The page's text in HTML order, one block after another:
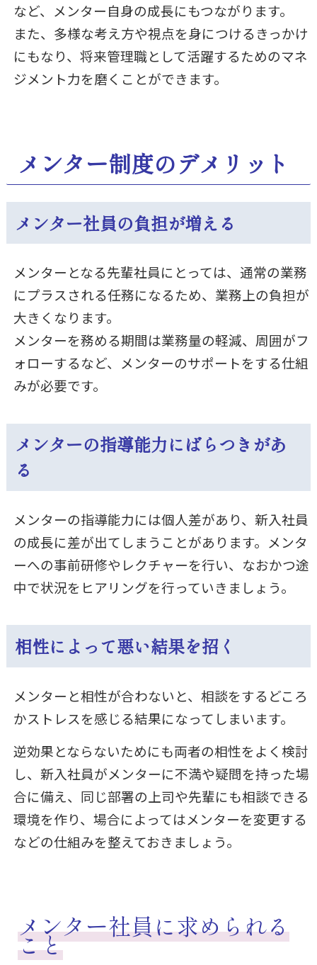
など、メンター自身の成長にもつながります。
また、多様な考え方や視点を身につけるきっかけ
にもなり、将来管理職として活躍するためのマネ
ジメント力を磨くことができます。
メンター制度のデメリット
メンター社員の負担が増える
メンターとなる先輩社員にとっては、通常の業務
にプラスされる任務になるため、業務上の負担が
大きくなります。
メンターを務める期間は業務量の軽減、周囲がフ
ォローするなど、メンターのサポートをする仕組
みが必要です。
メンターの指導能力にばらつきがあ
る
メンターの指導能力には個人差があり、新入社員
の成長に差が出てしまうことがあります。メンタ
ーへの事前研修やレクチャーを行い、なおかつ途
中で状況をヒアリングを行っていきましょう。
相性によって悪い結果を招く
メンターと相性が合わないと、相談をするどころ
かストレスを感じる結果になってしまいます。
逆効果とならないためにも両者の相性をよく検討
し、新入社員がメンターに不満や疑問を持った場
合に備え、同じ部署の上司や先輩にも相談できる
環境を作り、場合によってはメンターを変更する
などの仕組みを整えておきましょう。
メンター社員に求められる
こと